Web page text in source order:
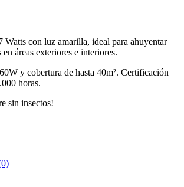
con luz amarilla, ideal para ahuyentar
áreas exteriores e interiores.
y cobertura de hasta 40m². Certificación
horas.
sin insectos!